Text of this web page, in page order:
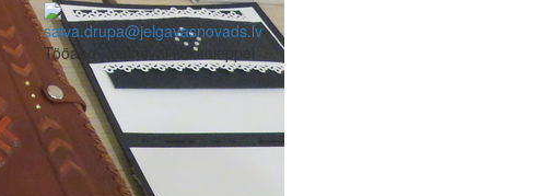
saiva.drupa@jelgavasnovads.lv
Tööaeg - eelneval kokkuleppel